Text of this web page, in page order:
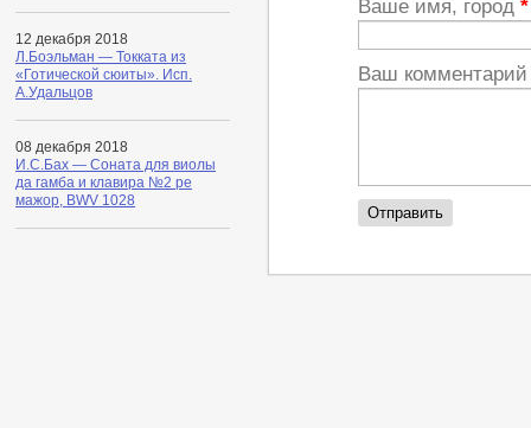
12 декабря 2018
Л.Боэльман — Токката из
«Готической сюиты». Исп.
А.Удальцов
08 декабря 2018
И.С.Бах — Соната для виолы
да гамба и клавира №2 ре
мажор, BWV 1028
Ваше имя, город *
Ваш